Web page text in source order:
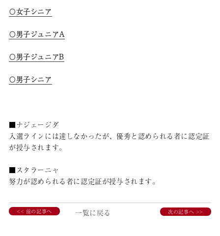
〇女子シニア
〇男子ジュニアA
〇男子ジュニアB
〇男子シニア
■ナジェージダ
入選ラインには達しなかったが、優秀と認められる者に認定証
が授与されます。
■スタラーニャ
努力が認められる者に認定証が授与されます。
<< 前の記事へ 一覧に戻る 次の記事へ >>